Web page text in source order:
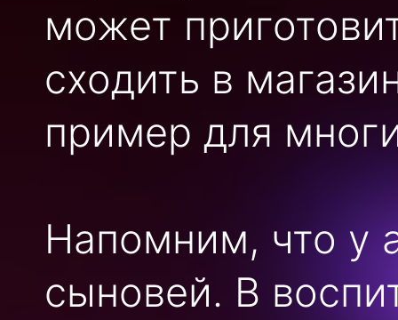
может
сходить в
пример для
Напомним, что у
сыновей. В